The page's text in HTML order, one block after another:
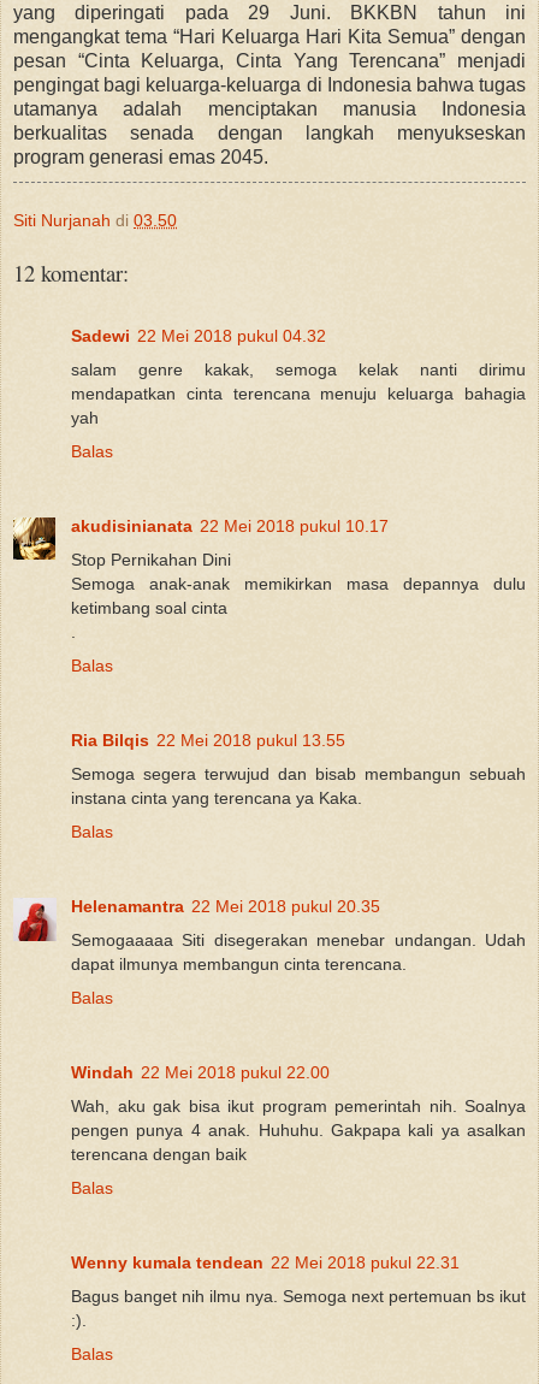
yang diperingati pada 29 Juni. BKKBN tahun ini
mengangkat tema “Hari Keluarga Hari Kita Semua” dengan
pesan “Cinta Keluarga, Cinta Yang Terencana” menjadi
pengingat bagi keluarga-keluarga di Indonesia bahwa tugas
utamanya adalah menciptakan manusia Indonesia
berkualitas senada dengan langkah menyukseskan
program generasi emas 2045.
Siti Nurjanah di 03.50
12 komentar:
Sadewi 22 Mei 2018 pukul 04.32
salam genre kakak, semoga kelak nanti dirimu
mendapatkan cinta terencana menuju keluarga bahagia
yah
Balas
akudisinianata 22 Mei 2018 pukul 10.17
Stop Pernikahan Dini
Semoga anak-anak memikirkan masa depannya dulu
ketimbang soal cinta
.
Balas
Ria Bilqis 22 Mei 2018 pukul 13.55
Semoga segera terwujud dan bisab membangun sebuah
instana cinta yang terencana ya Kaka.
Balas
Helenamantra 22 Mei 2018 pukul 20.35
Semogaaaaa Siti disegerakan menebar undangan. Udah
dapat ilmunya membangun cinta terencana.
Balas
Windah 22 Mei 2018 pukul 22.00
Wah, aku gak bisa ikut program pemerintah nih. Soalnya
pengen punya 4 anak. Huhuhu. Gakpapa kali ya asalkan
terencana dengan baik
Balas
Wenny kumala tendean 22 Mei 2018 pukul 22.31
Bagus banget nih ilmu nya. Semoga next pertemuan bs ikut
:).
Balas